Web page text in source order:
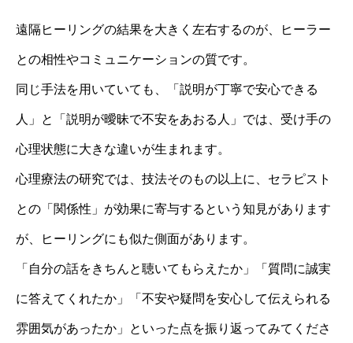
遠隔ヒーリングの結果を大きく左右するのが、ヒーラー
との相性やコミュニケーションの質です。
同じ手法を用いていても、「説明が丁寧で安心できる
人」と「説明が曖昧で不安をあおる人」では、受け手の
心理状態に大きな違いが生まれます。
心理療法の研究では、技法そのもの以上に、セラピスト
との「関係性」が効果に寄与するという知見があります
が、ヒーリングにも似た側面があります。
「自分の話をきちんと聴いてもらえたか」「質問に誠実
に答えてくれたか」「不安や疑問を安心して伝えられる
雰囲気があったか」といった点を振り返ってみてくださ